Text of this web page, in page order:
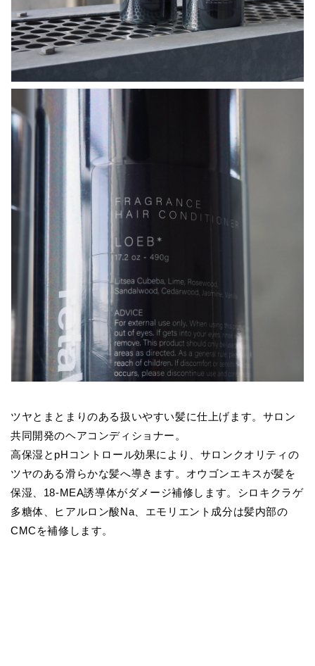
ツヤとまとまりのある扱いやすい髪に仕上げます。サロン
共同開発のヘアコンディショナー。
高保湿とpHコントロール効果により、サロンクオリティの
ツヤのある滑らかな髪へ導きます。オウゴンエキスが髪を
保湿、18-MEA誘導体がダメージ補修します。シロキクラゲ
多糖体、ヒアルロン酸Na、エモリエント成分は髪内部の
CMCを補修します。